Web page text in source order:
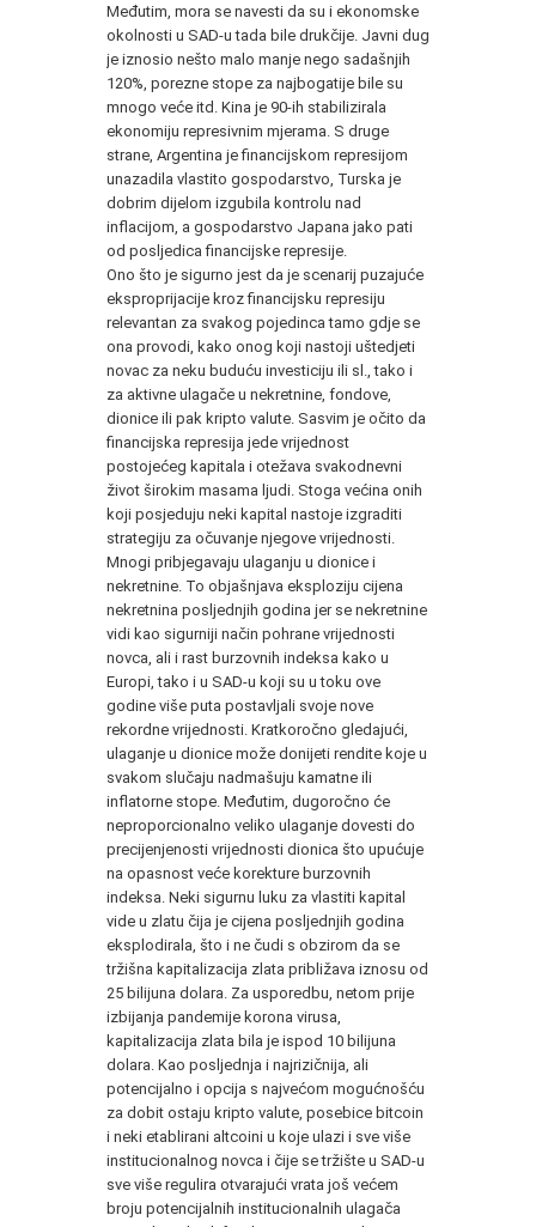
Međutim, mora se navesti da su i ekonomske
okolnosti u SAD-u tada bile drukčije. Javni dug
je iznosio nešto malo manje nego sadašnjih
120%, porezne stope za najbogatije bile su
mnogo veće itd. Kina je 90-ih stabilizirala
ekonomiju represivnim mjerama. S druge
strane, Argentina je financijskom represijom
unazadila vlastito gospodarstvo, Turska je
dobrim dijelom izgubila kontrolu nad
inflacijom, a gospodarstvo Japana jako pati
od posljedica financijske represije.
Ono što je sigurno jest da je scenarij puzajuće
eksproprijacije kroz financijsku represiju
relevantan za svakog pojedinca tamo gdje se
ona provodi, kako onog koji nastoji uštedjeti
novac za neku buduću investiciju ili sl., tako i
za aktivne ulagače u nekretnine, fondove,
dionice ili pak kripto valute. Sasvim je očito da
financijska represija jede vrijednost
postojećeg kapitala i otežava svakodnevni
život širokim masama ljudi. Stoga većina onih
koji posjeduju neki kapital nastoje izgraditi
strategiju za očuvanje njegove vrijednosti.
Mnogi pribjegavaju ulaganju u dionice i
nekretnine. To objašnjava eksploziju cijena
nekretnina posljednjih godina jer se nekretnine
vidi kao sigurniji način pohrane vrijednosti
novca, ali i rast burzovnih indeksa kako u
Europi, tako i u SAD-u koji su u toku ove
godine više puta postavljali svoje nove
rekordne vrijednosti. Kratkoročno gledajući,
ulaganje u dionice može donijeti rendite koje u
svakom slučaju nadmašuju kamatne ili
inflatorne stope. Međutim, dugoročno će
neproporcionalno veliko ulaganje dovesti do
precijenjenosti vrijednosti dionica što upućuje
na opasnost veće korekture burzovnih
indeksa. Neki sigurnu luku za vlastiti kapital
vide u zlatu čija je cijena posljednjih godina
eksplodirala, što i ne čudi s obzirom da se
tržišna kapitalizacija zlata približava iznosu od
25 bilijuna dolara. Za usporedbu, netom prije
izbijanja pandemije korona virusa,
kapitalizacija zlata bila je ispod 10 bilijuna
dolara. Kao posljednja i najrizičnija, ali
potencijalno i opcija s najvećom mogućnošću
za dobit ostaju kripto valute, posebice bitcoin
i neki etablirani altcoini u koje ulazi i sve više
institucionalnog novca i čije se tržište u SAD-u
sve više regulira otvarajući vrata još većem
broju potencijalnih institucionalnih ulagača